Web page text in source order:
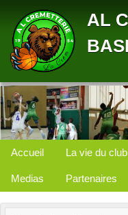
AL
Accueil La vie du club
Medias Partenaires
Panneau de gestion des